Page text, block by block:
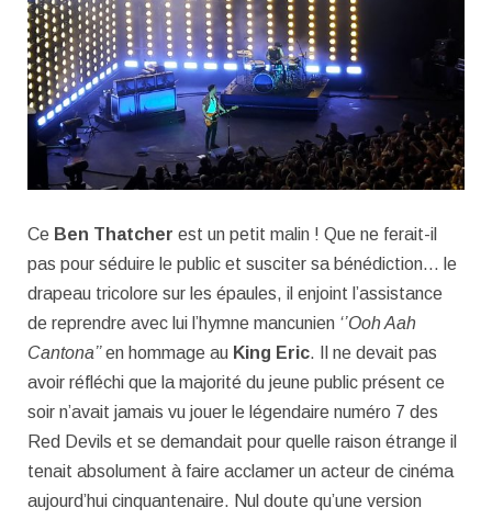
Ce Ben Thatcher est un petit malin ! Que ne ferait-il
pas pour séduire le public et susciter sa bénédiction… le
drapeau tricolore sur les épaules, il enjoint l’assistance
de reprendre avec lui l’hymne mancunien ‘’Ooh Aah
Cantona’’en hommage au King Eric. Il ne devait pas
avoir réfléchi que la majorité du jeune public présent ce
soir n’avait jamais vu jouer le légendaire numéro 7 des
Red Devils et se demandait pour quelle raison étrange il
tenait absolument à faire acclamer un acteur de cinéma
aujourd’hui cinquantenaire. Nul doute qu’une version